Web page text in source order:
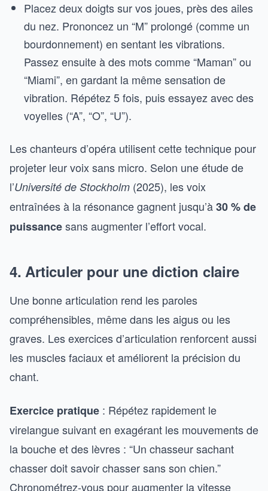
Placez deux doigts sur vos joues, près des ailes
du nez. Prononcez un “M” prolongé (comme un
bourdonnement) en sentant les vibrations.
Passez ensuite à des mots comme “Maman” ou
“Miami”, en gardant la même sensation de
vibration. Répétez 5 fois, puis essayez avec des
voyelles (“A”, “O”, “U”).
Les chanteurs d’opéra utilisent cette technique pour
projeter leur voix sans micro. Selon une étude de
l’Université de Stockholm (2025), les voix
entraînées à la résonance gagnent jusqu’à30 % de
puissancesans augmenter l’effort vocal.
4. Articuler pour une diction claire
Une bonne articulation rend les paroles
compréhensibles, même dans les aigus ou les
graves. Les exercices d’articulation renforcent aussi
les muscles faciaux et améliorent la précision du
chant.
Exercice pratique : Répétez rapidement le
virelangue suivant en exagérant les mouvements de
la bouche et des lèvres : “Un chasseur sachant
chasser doit savoir chasser sans son chien.”
Chronométrez-vous pour augmenter la vitesse